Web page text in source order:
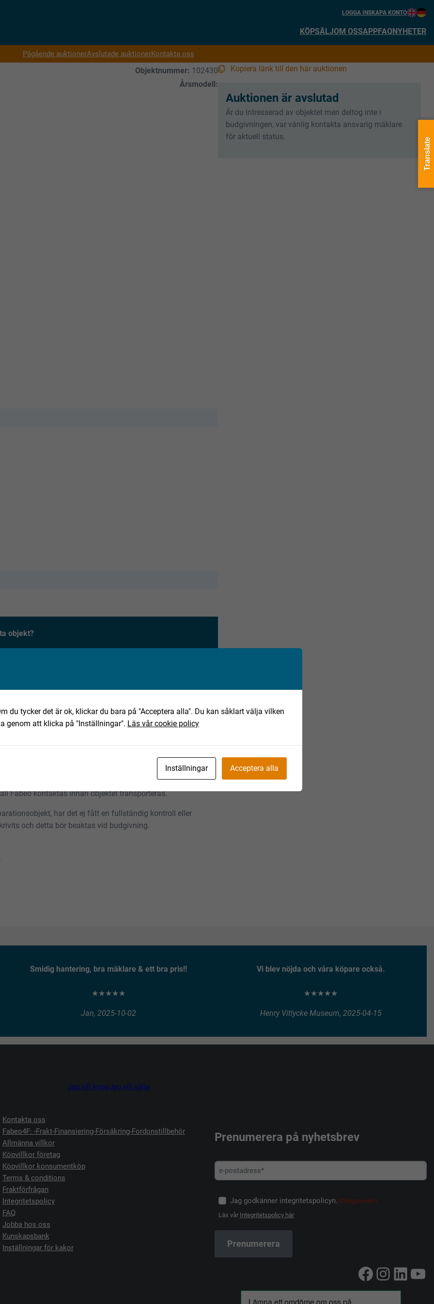
LOGGA INSKAPA KONTO
KÖPSÄLJOM OSSAPPFAQNYHETER
Pågående auktionerAvslutade auktionerKontakta oss
Objektnummer: 102430
Årsmodell:
objekt?
av det text-, bild- och filmmaterial som finns
Eventuella anmärkningar härefter beaktas inte. Om
Fabeo kontaktas innan objektet transporteras.
har det ej fått en fullständig kontroll eller
och detta bör beaktas vid budgivning.
Kopiera länk till den här auktionen
Auktionen är avslutad
Är du intresserad av objektet men deltog inte i
budgivningen, var vänlig kontakta ansvarig mäklare
för aktuell status.
Smidig hantering, bra mäklare & ett bra pris!!
★★★★★
Jan, 2025-10-02
Vi blev nöjda och våra köpare också.
★★★★★
Henry Vitlycke Museum, 2025-04-15
Jag vill köpaJag vill sälja
Kontakta oss
Fabeo4F: -Frakt-Finansiering-Försäkring-Fordonstillbehör
Allmänna villkor
Köpvillkor företag
Köpvillkor konsumentköp
Terms & conditions
Fraktförfrågan
Integritetspolicy
FAQ
Jobba hos oss
Kunskapsbank
Inställningar för kakor
Prenumerera på nyhetsbrev
Jag godkänner integritetspolicyn. (Obligatoriskt)
Läs vår Integritetspolicy här
Facebook
du tycker det är ok, klickar du bara på "Acceptera alla". Du kan såklart välja vilken
genom att klicka på "Inställningar". Läs vår cookie policy
Inställningar Acceptera alla
Translate